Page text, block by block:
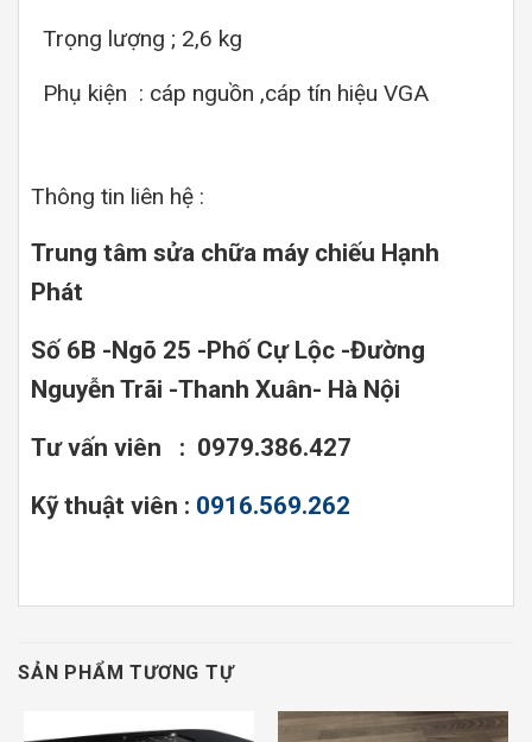
Trọng lượng ; 2,6 kg
Phụ kiện : cáp nguồn ,cáp tín hiệu VGA
Thông tin liên hệ :
Trung tâm sửa chữa máy chiếu Hạnh
Phát
Số 6B -Ngõ 25 -Phố Cự Lộc -Đường
Nguyễn Trãi -Thanh Xuân- Hà Nội
Tư vấn viên : 0979.386.427
Kỹ thuật viên : 0916.569.262
SẢN PHẨM TƯƠNG TỰ